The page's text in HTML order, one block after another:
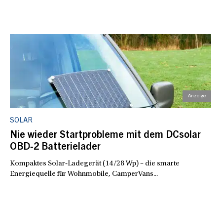
SOLAR
Nie wieder Startprobleme mit dem DCsolar
OBD‑2 Batterielader
Kompaktes Solar‑Ladegerät (14/28 Wp) – die smarte
Energiequelle für Wohnmobile, CamperVans...